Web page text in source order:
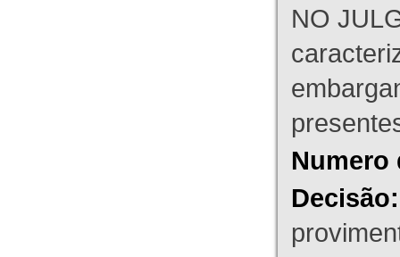
NO
Numero
Decisão: